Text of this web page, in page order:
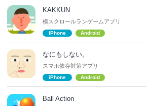
KAKKUN
横スクロールランゲームアプリ
iPhone Android
なにもしない。
スマホ依存対策アプリ
iPhone Android
Ball Action